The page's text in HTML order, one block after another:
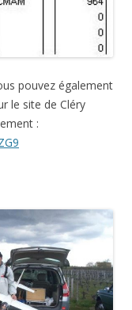
pouvez également
le site de Cléry
: